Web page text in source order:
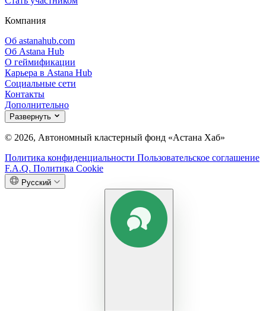
Компания
Об astanahub.com
Об Astana Hub
О геймификации
Карьера в Astana Hub
Социальные сети
Контакты
Дополнительно
Развернуть
© 2026, Автономный кластерный фонд «Астана Хаб»
Политика конфиденциальности Пользовательское соглашение
F.A.Q. Политика Cookie
Русский